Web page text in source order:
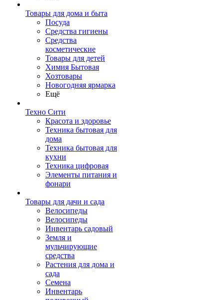
Товары для дома и быта
Посуда
Средства гигиены
Средства
косметические
Товары для детей
Химия Бытовая
Хозтовары
Новогодняя ярмарка
Ещё
Техно Сити
Красота и здоровье
Техника бытовая для
дома
Техника бытовая для
кухни
Техника цифровая
Элементы питания и
фонари
Товары для дачи и сада
Велосипеды
Велосипеды
Инвентарь садовый
Земля и
мульчирующие
средства
Растения для дома и
сада
Семена
Инвентарь